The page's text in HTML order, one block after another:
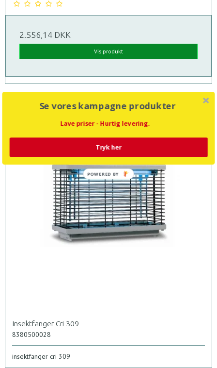
2.556,14 DKK
Vis produkt
Insektfanger Cri 309
8380500028
insektfanger cri 309
Se vores kampagne produkter
Lave priser - Hurtig levering.
Tryk her
POWERED BY